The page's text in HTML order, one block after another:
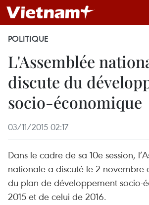
POLITIQUE
L'Assemblée
discute du
socio-économique
03/11/2015 02:17
Dans le cadre de sa 10e session,
nationale a discuté le 2 novembre
du plan de développement socio-
2015 et de celui de 2016.